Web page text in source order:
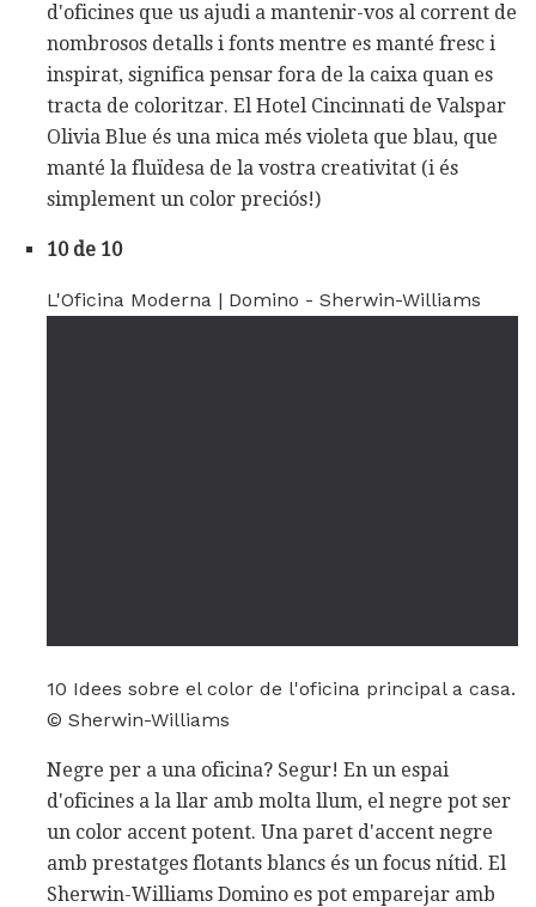
d'oficines que us ajudi a mantenir-vos al corrent de
nombrosos detalls i fonts mentre es manté fresc i
inspirat, significa pensar fora de la caixa quan es
tracta de coloritzar. El Hotel Cincinnati de Valspar
Olivia Blue és una mica més violeta que blau, que
manté la fluïdesa de la vostra creativitat (i és
simplement un color preciós!)
10 de 10
L'Oficina Moderna | Domino - Sherwin-Williams
10 Idees sobre el color de l'oficina principal a casa.
© Sherwin-Williams
Negre per a una oficina? Segur! En un espai
d'oficines a la llar amb molta llum, el negre pot ser
un color accent potent. Una paret d'accent negre
amb prestatges flotants blancs és un focus nítid. El
Sherwin-Williams Domino es pot emparejar amb